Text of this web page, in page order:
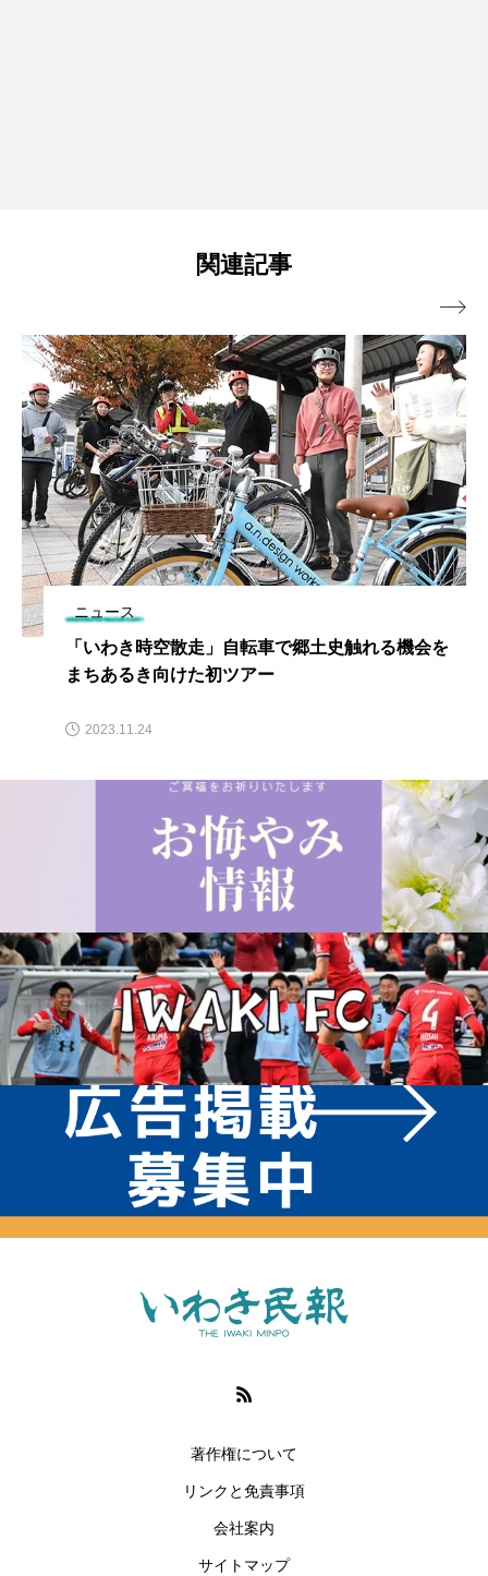
関連記事
ニュース
「いわき時空散走」自転車で郷土史触れる機会を
まちあるき向けた初ツアー
2023.11.24

著作権について
リンクと免責事項
会社案内
サイトマップ